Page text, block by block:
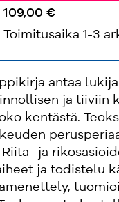
109,00 €
Toimitusaika 1-3
antaa
ja tiiviin
kentästä.
ja
ja todistelu